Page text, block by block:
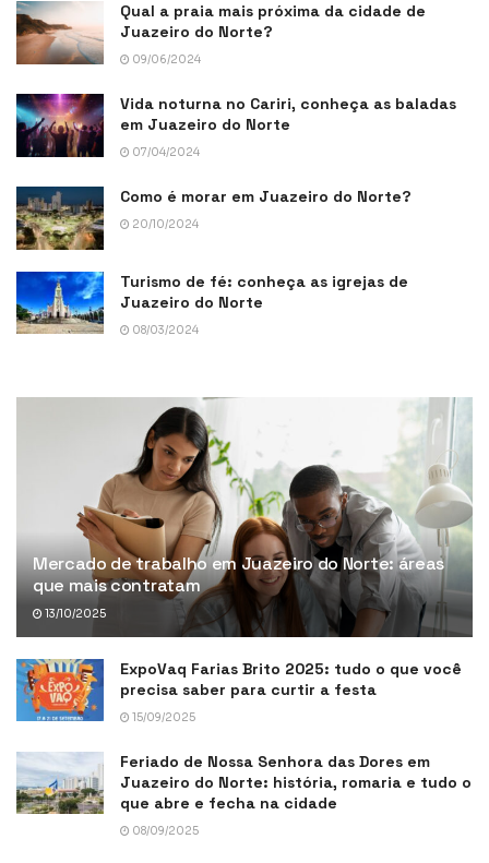
Qual a praia mais próxima da cidade de
Juazeiro do Norte?
09/06/2024
Vida noturna no Cariri, conheça as baladas
em Juazeiro do Norte
07/04/2024
Como é morar em Juazeiro do Norte?
20/10/2024
Turismo de fé: conheça as igrejas de
Juazeiro do Norte
08/03/2024
Mercado de trabalho em Juazeiro do Norte: áreas
que mais contratam
13/10/2025
ExpoVaq Farias Brito 2025: tudo o que você
precisa saber para curtir a festa
15/09/2025
Feriado de Nossa Senhora das Dores em
Juazeiro do Norte: história, romaria e tudo o
que abre e fecha na cidade
08/09/2025